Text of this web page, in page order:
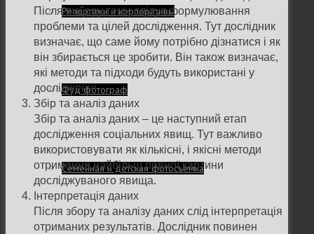
Репортажи и корпоративы
Фуд фотограф
Семейная и детская фотосъемка
Після вибору теми слідує формулювання
проблеми та цілей дослідження. Тут дослідник
визначає, що саме йому потрібно дізнатися і як
він збирається це зробити. Він також визначає,
які методи та підходи будуть використані у
дослідженні.
Збір та аналіз даних
Збір та аналіз даних – це наступний етап
дослідження соціальних явищ. Тут важливо
використовувати як кількісні, і якісні методи
отримання найбільш повної картини
досліджуваного явища.
Інтерпретація даних
Після збору та аналізу даних слід інтерпретація
отриманих результатів. Дослідник повинен